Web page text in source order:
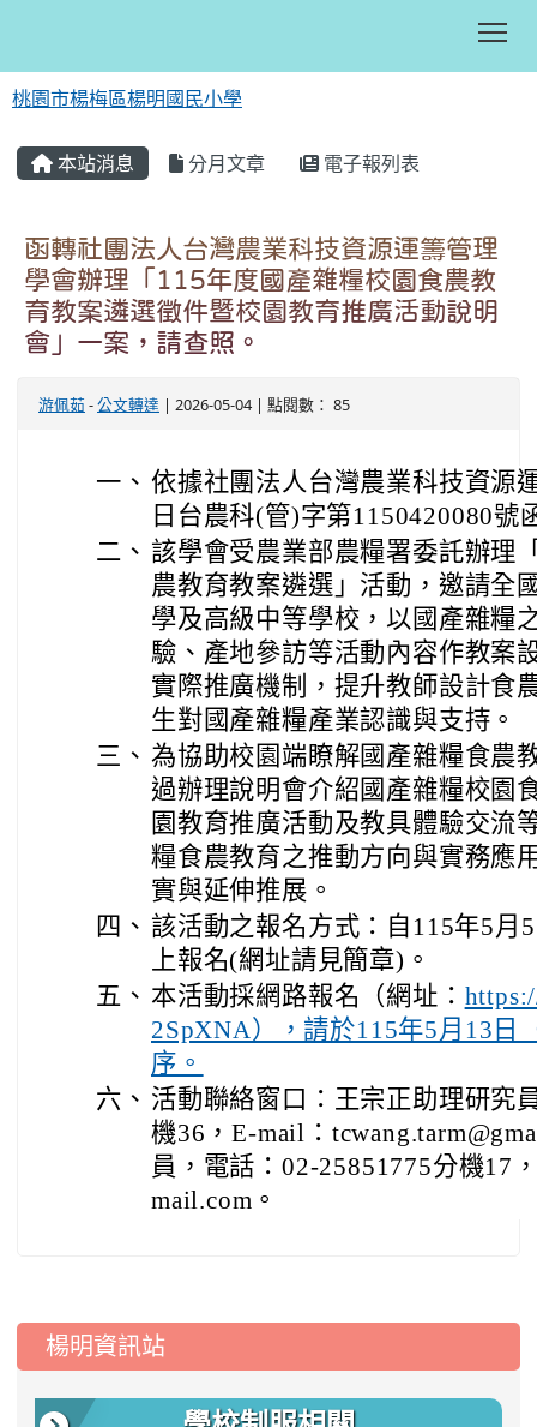
桃園市楊梅區楊明國民小學
本站消息 分月文章 電子報列表
函轉社團法人台灣農業科技資源運籌管理
學會辦理「115年度國產雜糧校園食農教
育教案遴選徵件暨校園教育推廣活動說明
會」一案，請查照。
游佩茹 -公文轉達 | 2026-05-04 | 點閱數： 85
一、 依據社團法人台灣農業科技資源
日台農科(管)字第1150420080號
二、 該學會受農業部農糧署委託辦理
農教育教案遴選」活動，邀請全
學及高級中等學校，以國產雜糧
驗、產地參訪等活動內容作教案
實際推廣機制，提升教師設計食
生對國產雜糧產業認識與支持。
三、 為協助校園端瞭解國產雜糧食農
過辦理說明會介紹國產雜糧校園
園教育推廣活動及教具體驗交流
糧食農教育之推動方向與實務應
實與延伸推展。
四、 該活動之報名方式：自115年5月
上報名(網址請見簡章)。
五、 本活動採網路報名（網址：
2SpXNA），請於115年5月13日
序。
六、 活動聯絡窗口：王宗正助理研究
機36，E-mail：
員，電話：02-25851775分機17
mail.com。
::: 楊明資訊站